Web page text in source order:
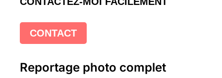
CONTACT
Reportage photo complet